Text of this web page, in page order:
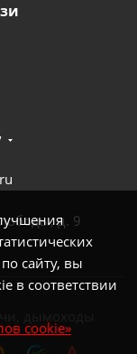
сайту, вы
в соответствии
cookie»
д. 9
дымоходы